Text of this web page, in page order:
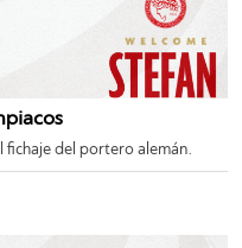
fichaje del portero alemán.